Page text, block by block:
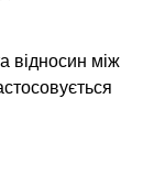
відносин між